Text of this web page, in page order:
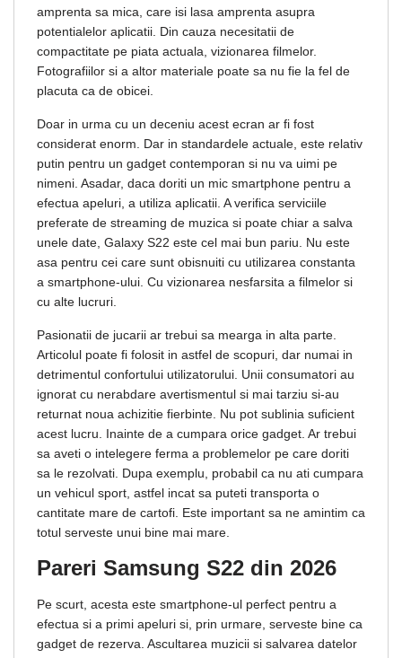
amprenta sa mica, care isi lasa amprenta asupra
potentialelor aplicatii. Din cauza necesitatii de
compactitate pe piata actuala, vizionarea filmelor.
Fotografiilor si a altor materiale poate sa nu fie la fel de
placuta ca de obicei.
Doar in urma cu un deceniu acest ecran ar fi fost
considerat enorm. Dar in standardele actuale, este relativ
putin pentru un gadget contemporan si nu va uimi pe
nimeni. Asadar, daca doriti un mic smartphone pentru a
efectua apeluri, a utiliza aplicatii. A verifica serviciile
preferate de streaming de muzica si poate chiar a salva
unele date, Galaxy S22 este cel mai bun pariu. Nu este
asa pentru cei care sunt obisnuiti cu utilizarea constanta
a smartphone-ului. Cu vizionarea nesfarsita a filmelor si
cu alte lucruri.
Pasionatii de jucarii ar trebui sa mearga in alta parte.
Articolul poate fi folosit in astfel de scopuri, dar numai in
detrimentul confortului utilizatorului. Unii consumatori au
ignorat cu nerabdare avertismentul si mai tarziu si-au
returnat noua achizitie fierbinte. Nu pot sublinia suficient
acest lucru. Inainte de a cumpara orice gadget. Ar trebui
sa aveti o intelegere ferma a problemelor pe care doriti
sa le rezolvati. Dupa exemplu, probabil ca nu ati cumpara
un vehicul sport, astfel incat sa puteti transporta o
cantitate mare de cartofi. Este important sa ne amintim ca
totul serveste unui bine mai mare.
Pareri Samsung S22 din 2026
Pe scurt, acesta este smartphone-ul perfect pentru a
efectua si a primi apeluri si, prin urmare, serveste bine ca
gadget de rezerva. Ascultarea muzicii si salvarea datelor